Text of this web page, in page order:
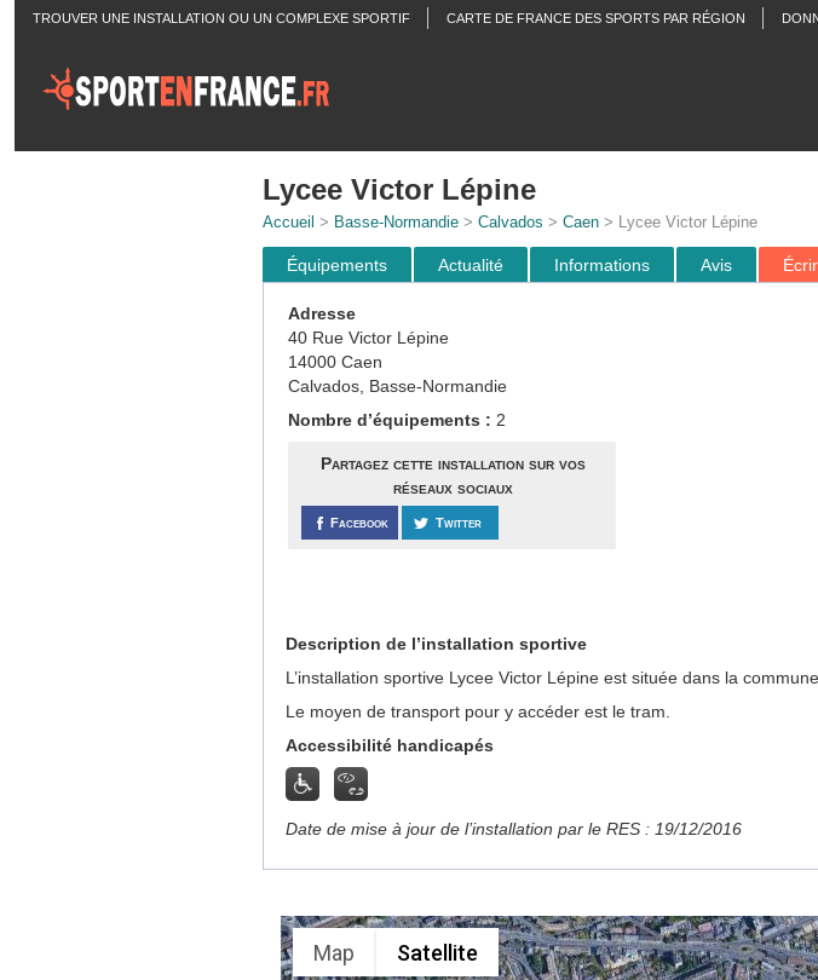
TROUVER UNE INSTALLATION OU UN COMPLEXE SPORTIF CARTE DE FRANCE DES SPORTS PAR RÉGION
Lycee Victor Lépine
Accueil > Basse-Normandie> Calvados > Caen> Lycee Victor Lépine
Équipements Actualité Informations Avis
Adresse
40 Rue Victor Lépine
14000 Caen
Calvados, Basse-Normandie
Nombre d’équipements : 2
Partagez cette installation sur vos
réseaux sociaux
Facebook Twitter
Description de l’installation sportive
L’installation sportive Lycee Victor Lépine est située dans la
Le moyen de transport pour y accéder est le tram.
Accessibilité handicapés
Date de mise à jour de l’installation par le RES : 19/12/2016
Map Satellite